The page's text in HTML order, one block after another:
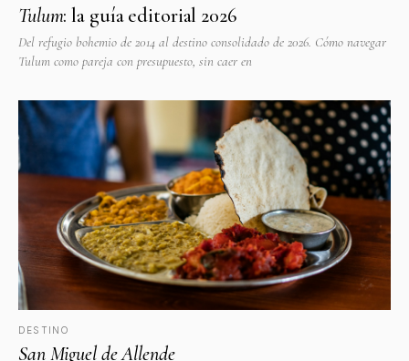
Tulum: la guía editorial 2026
Del refugio bohemio de 2014 al destino consolidado de 2026. Cómo navegar
Tulum como pareja con presupuesto, sin caer en
DESTINO
San Miguel de Allende